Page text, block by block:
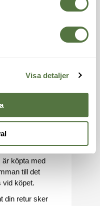
Visa detaljer
måste
Returer
giltig
inte returer som
för varje
är köpta med
till det
vid köpet.
din retur sker